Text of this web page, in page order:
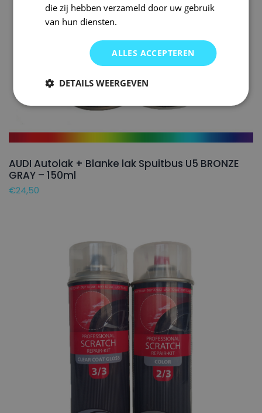
AUDI Autolak + Blanke lak Spuitbus U5 BRONZE
GRAY – 150ml
€24,50
die zij hebben verzameld door uw gebruik
van hun diensten.
ALLES ACCEPTEREN
DETAILS WEERGEVEN